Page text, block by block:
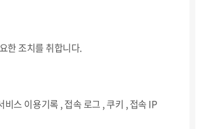
한 조치를 취합니다.
스 이용기록 , 접속 로그 , 쿠키 , 접속 IP